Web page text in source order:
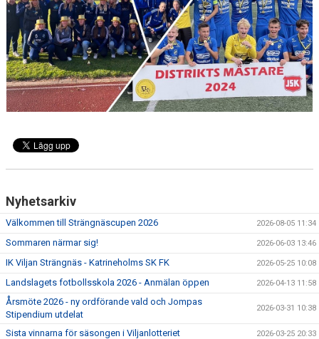
MATCHER
PARTNERSKAP
PARTNERS
WEBBSHOP
Nyhetsarkiv
Välkommen till Strängnäscupen 2026 2026-08-05 11:34
Sommaren närmar sig! 2026-06-03 13:46
IK Viljan Strängnäs - Katrineholms SK FK 2026-05-25 10:08
Landslagets fotbollsskola 2026 - Anmälan öppen 2026-04-13 11:58
Årsmöte 2026 - ny ordförande vald och Jompas
Stipendium utdelat
2026-03-31 10:38
Sista vinnarna för säsongen i Viljanlotteriet 2026-03-25 20:33